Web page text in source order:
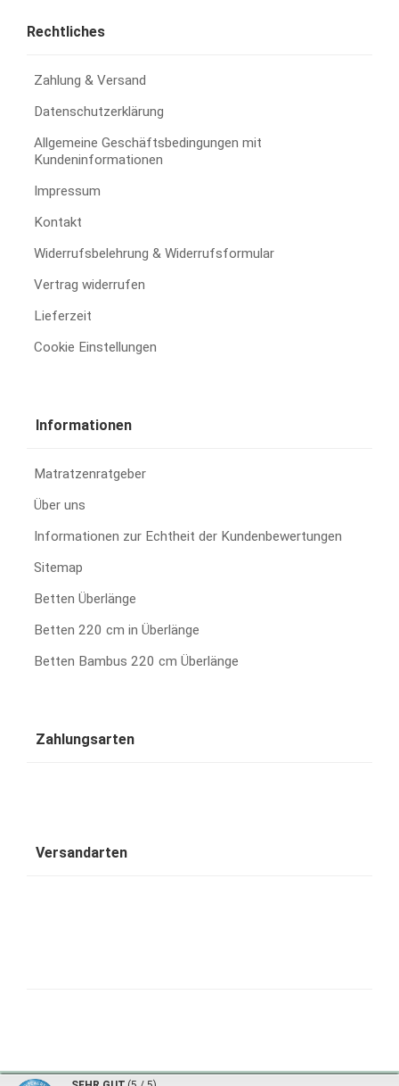
Rechtliches
Zahlung & Versand
Datenschutzerklärung
Allgemeine Geschäftsbedingungen mit
Kundeninformationen
Impressum
Kontakt
Widerrufsbelehrung & Widerrufsformular
Vertrag widerrufen
Lieferzeit
Cookie Einstellungen
Informationen
Matratzenratgeber
Über uns
Informationen zur Echtheit der Kundenbewertungen
Sitemap
Betten Überlänge
Betten 220 cm in Überlänge
Betten Bambus 220 cm Überlänge
Zahlungsarten
Versandarten
1001 Wohntraum - traumhafte Bambusbetten © 2026 | ©